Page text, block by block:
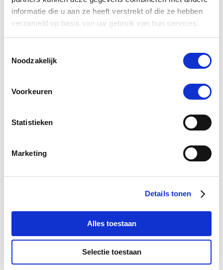
informatie die u aan ze heeft verstrekt of die ze hebben
verzameld op basis van uw gebruik van hun services.
Noodzakelijk
Voorkeuren
Statistieken
Marketing
Details tonen
Alles toestaan
Selectie toestaan
-5 %